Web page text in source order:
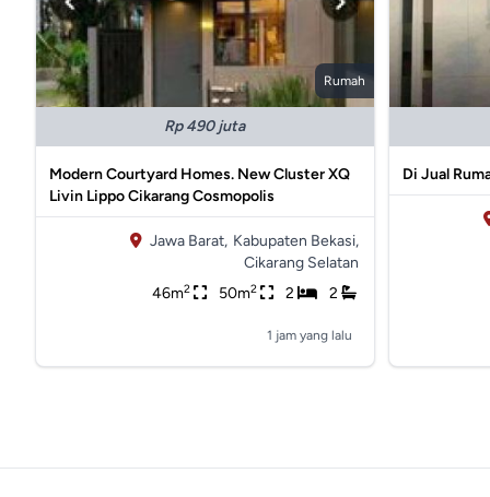
Rumah
Rp 490 juta
Modern Courtyard Homes. New Cluster XQ
Livin Lippo Cikarang Cosmopolis
Jawa Barat, Kabupaten Bekasi,
Cikarang Selatan
46m2 50m2 2 2
1 jam yang lalu
Di Jual